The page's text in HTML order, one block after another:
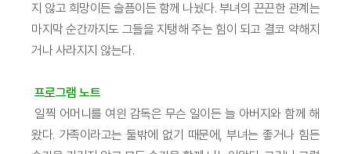
지 않고 희망이든 슬픔이든 함께 나눴다. 부녀의 끈끈한 관계는
마지막 순간까지도 그들을 지탱해 주는 힘이 되고 결코 약해지
거나 사라지지 않는다.
프로그램 노트
일찍 어머니를 여읜 감독은 무슨 일이든 늘 아버지와 함께 해
왔다. 가족이라고는 둘밖에 없기 때문에, 부녀는 좋거나 힘든